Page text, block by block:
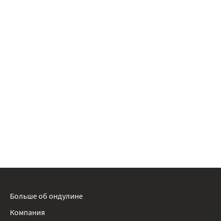
Больше об ондулине
Компания